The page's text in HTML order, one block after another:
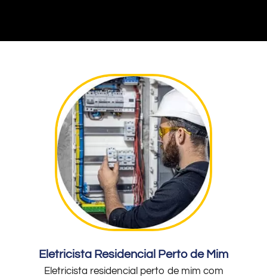
Eletricista Residencial Perto de Mim
Eletricista residencial perto de mim com